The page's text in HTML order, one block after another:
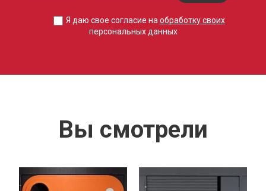
Я даю свое согласие на обработку своих
персональных данных
Вы смотрели